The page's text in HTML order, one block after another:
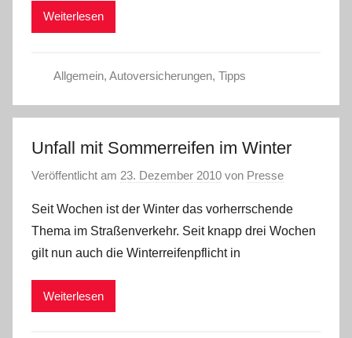
Weiterlesen
Allgemein, Autoversicherungen, Tipps
Unfall mit Sommerreifen im Winter
Veröffentlicht am 23. Dezember 2010 von Presse
Seit Wochen ist der Winter das vorherrschende
Thema im Straßenverkehr. Seit knapp drei Wochen
gilt nun auch die Winterreifenpflicht in
Weiterlesen